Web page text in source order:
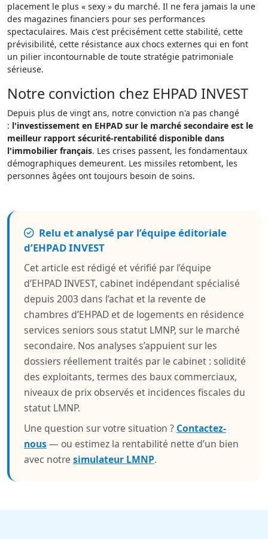
placement le plus « sexy » du marché. Il ne fera jamais la une
des magazines financiers pour ses performances
spectaculaires. Mais c'est précisément cette stabilité, cette
prévisibilité, cette résistance aux chocs externes qui en font
un pilier incontournable de toute stratégie patrimoniale
sérieuse.
Notre conviction chez EHPAD INVEST
Depuis plus de vingt ans, notre conviction n'a pas changé
: l'investissement en EHPAD sur le marché secondaire est le
meilleur rapport sécurité-rentabilité disponible dans
l'immobilier français. Les crises passent, les fondamentaux
démographiques demeurent. Les missiles retombent, les
personnes âgées ont toujours besoin de soins.
Relu et analysé par l’équipe éditoriale
d’EHPAD INVEST
Cet article est rédigé et vérifié par l’équipe
d’EHPAD INVEST, cabinet indépendant spécialisé
depuis 2003 dans l’achat et la revente de
chambres d’EHPAD et de logements en résidence
services seniors sous statut LMNP, sur le marché
secondaire. Nos analyses s’appuient sur les
dossiers réellement traités par le cabinet : solidité
des exploitants, termes des baux commerciaux,
niveaux de prix observés et incidences fiscales du
statut LMNP.
Une question sur votre situation ? Contactez-
nous— ou estimez la rentabilité nette d’un bien
avec notre simulateur LMNP.